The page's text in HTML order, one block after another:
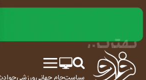
سیاستجام جهانیورزشی